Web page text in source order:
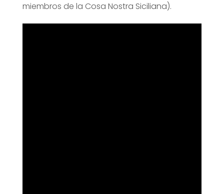
miembros de la Cosa Nostra Siciliana).